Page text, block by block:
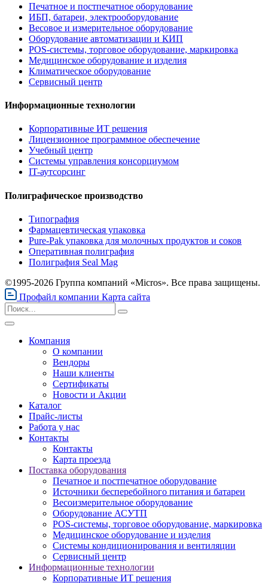
Печатное и постпечатное оборудование
ИБП, батареи, электрооборудование
Весовое и измерительное оборудование
Оборудование автоматизации и КИП
POS-системы, торговое оборудование, маркировка
Медицинское оборудование и изделия
Климатическое оборудование
Сервисный центр
Информационные технологии
Корпоративные ИТ решения
Лицензионное программное обеспечение
Учебный центр
Системы управления консорциумом
IT-аутсорсинг
Полиграфическое производство
Типография
Фармацевтическая упаковка
Pure-Pak упаковка для молочных продуктов и соков
Оперативная полиграфия
Полиграфия Seal Mag
©1995-2026 Группа компаний «Micros». Все права защищены.
Профайл компании Карта сайта
Компания
О компании
Вендоры
Наши клиенты
Сертификаты
Новости и Акции
Каталог
Прайс-листы
Работа у нас
Контакты
Контакты
Карта проезда
Поставка оборудования
Печатное и постпечатное оборудование
Источники бесперебойного питания и батареи
Весоизмерительное оборудование
Оборудование АСУТП
POS-системы, торговое оборудование, маркировка
Медицинское оборудование и изделия
Системы кондиционирования и вентиляции
Сервисный центр
Информационные технологии
Корпоративные ИТ решения